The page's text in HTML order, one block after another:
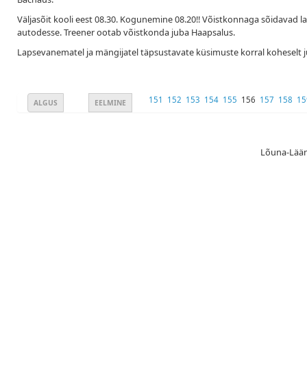
Väljasõit kooli eest 08.30. Kogunemine 08.20!! Võistkonnaga
autodesse. Treener ootab võistkonda juba Haapsalus.
Lapsevanematel ja mängijatel täpsustavate küsimuste korral koheselt
ALGUS EELMINE 151 152 153 154 155 156 157 158
Lõuna-